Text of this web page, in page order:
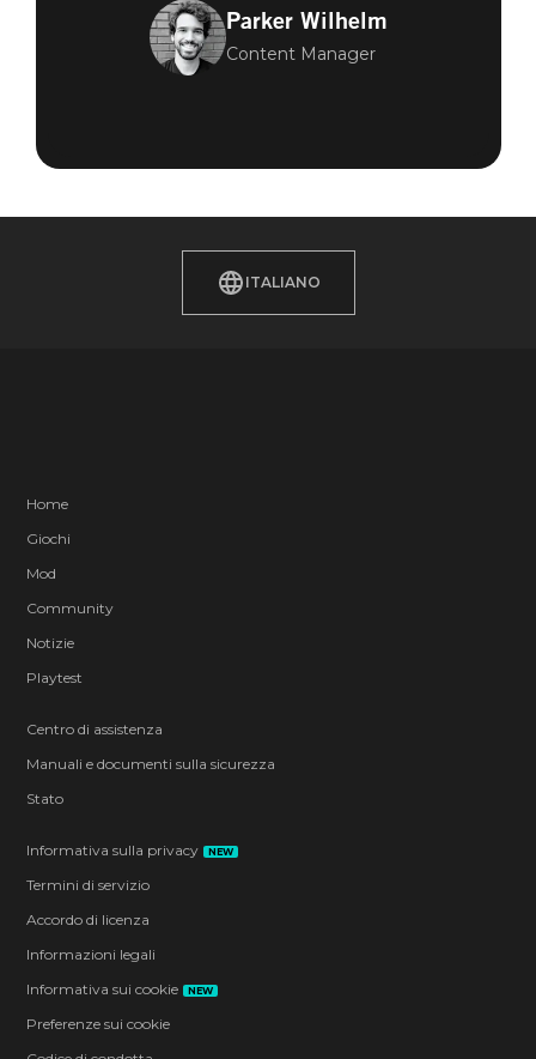
Parker Wilhelm
Content Manager
ITALIANO
Home
Giochi
Mod
Community
Notizie
Playtest
Centro di assistenza
Manuali e documenti sulla sicurezza
Stato
Informativa sulla privacy NEW
Termini di servizio
Accordo di licenza
Informazioni legali
Informativa sui cookie
NEW
Preferenze sui cookie